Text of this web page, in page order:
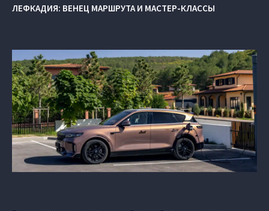
ЛЕФКАДИЯ: ВЕНЕЦ МАРШРУТА И МАСТЕР-КЛАССЫ